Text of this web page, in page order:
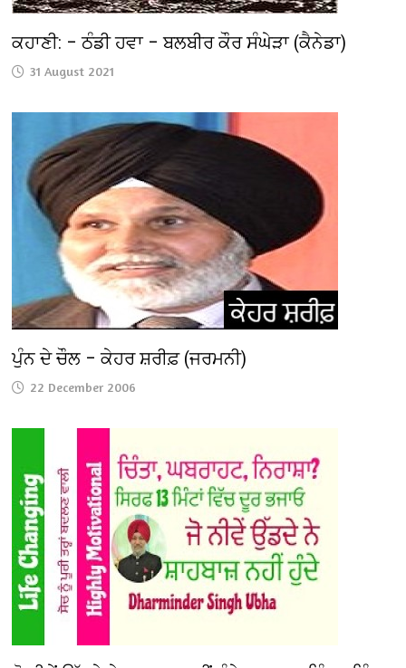
ਕਹਾਣੀ: – ਠੰਡੀ ਹਵਾ – ਬਲਬੀਰ ਕੌਰ ਸੰਘੇੜਾ (ਕੈਨੇਡਾ)
31 August 2021
ਪੁੰਨ ਦੇ ਚੌਲ – ਕੇਹਰ ਸ਼ਰੀਫ਼ (ਜਰਮਨੀ)
22 December 2006